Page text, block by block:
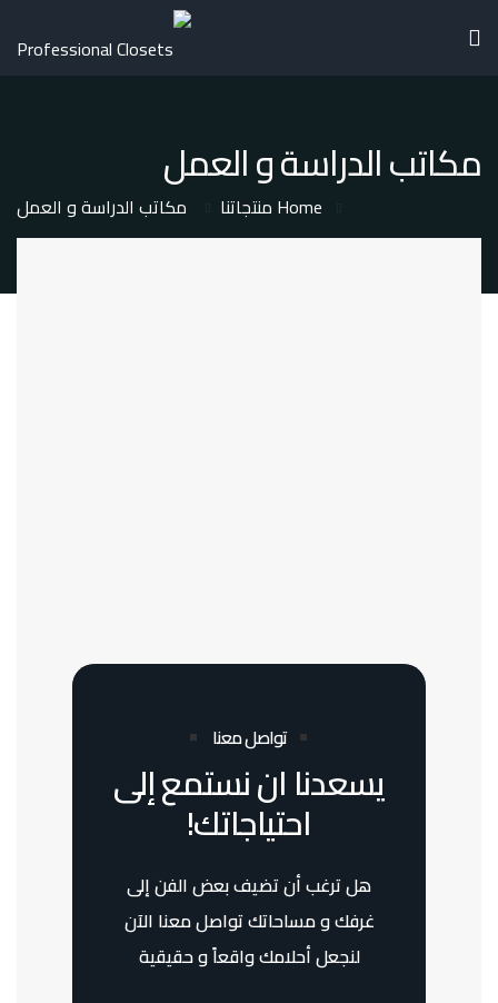
مكاتب الدراسة و العمل
Home منتجاتنا مكاتب الدراسة و العمل
تواصل معنا
يسعدنا ان نستمع إلى
احتياجاتك!
هل ترغب أن تضيف بعض الفن إلى
غرفك و مساحاتك تواصل معنا الآن
لنجعل أحلامك واقعاً و حقيقية